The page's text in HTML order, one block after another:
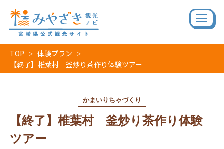
TOP
体験プラン
【終了】椎葉村 釜炒り茶作り体験ツアー
かまいりちゃづくり
【終了】椎葉村 釜炒り茶作り体験
ツアー